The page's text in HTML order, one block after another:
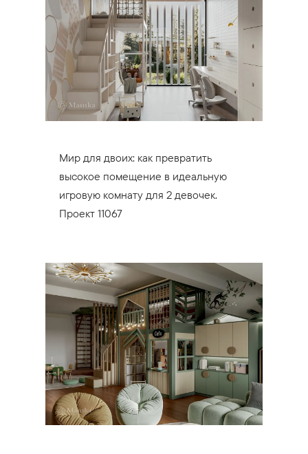
Мир для двоих: как превратить
высокое помещение в идеальную
игровую комнату для 2 девочек.
Проект 11067